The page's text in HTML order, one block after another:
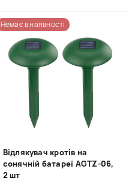
Немає в наявності
Відлякувач кротів на
сонячній батареї AGTZ-06,
2 шт